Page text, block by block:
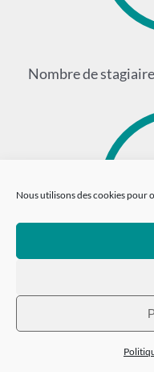
Nous utilisons des cookies pour
Nombre de
Nombre